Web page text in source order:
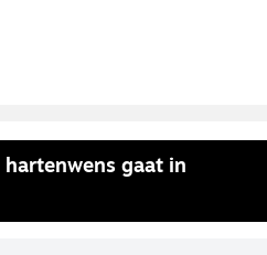
hartenwens gaat in